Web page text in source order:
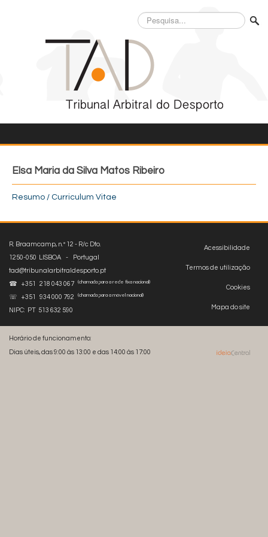
Pesquisa...
Elsa Maria da Silva Matos Ribeiro
Resumo / Curriculum Vitae
Acessibilidade
Termos de utilização
Cookies
Mapa do site
R. Braamcamp, n.º 12 - R/c Dto.
1250-050 LISBOA - Portugal
tad@tribunalarbitraldesporto.pt
☎ +351 218 043 067
(chamada para a rede fixa nacional)
☏ +351 934 000 792 (chamada para a móvel nacional)
NIPC: PT 513 632 590
Horário de funcionamento:
Dias úteis, das 9:00 às 13:00 e das 14:00 às 17:00